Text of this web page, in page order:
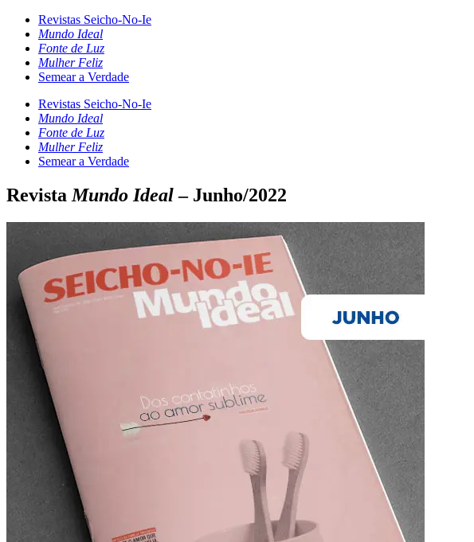
Revistas Seicho-No-Ie
Mundo Ideal
Fonte de Luz
Mulher Feliz
Semear a Verdade
Revistas Seicho-No-Ie
Mundo Ideal
Fonte de Luz
Mulher Feliz
Semear a Verdade
Revista Mundo Ideal– Junho/2022